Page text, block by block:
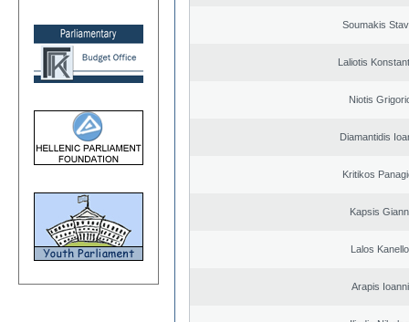
Soumakis
Laliotis
Niotis
Diamantidis
Kritikos
Kapsis
Lalos
Arapis